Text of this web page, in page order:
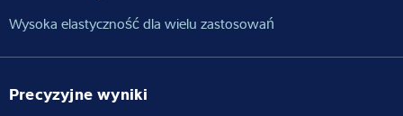
Wysoka elastyczność dla wielu zastosowań
Precyzyjne wyniki